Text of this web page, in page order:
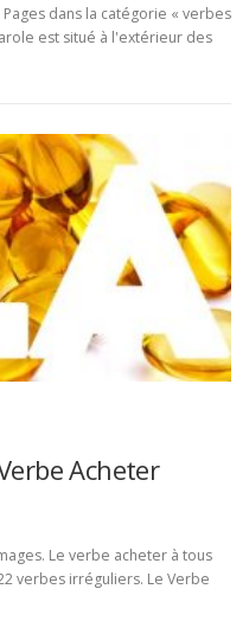
dans la catégorie « verbes
est situé à l'extérieur des
Acheter
Le verbe acheter à tous
verbes irréguliers. Le Verbe